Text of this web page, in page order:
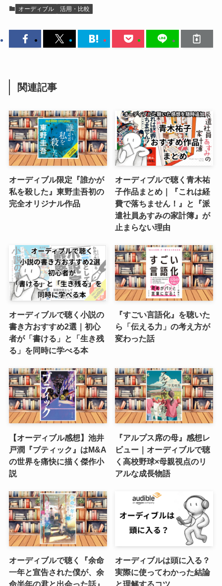
オーディブル 活用・比較
関連記事
オーディブル限定『誰かが
私を殺した』東野圭吾初の
完全オリジナル作品
オーディブルで聴く青木祐
子作品まとめ｜『これは経
費で落ちません！』と『派
遣社員あすみの家計簿』が
止まらない理由
オーディブルで聴く小説の
書き方おすすめ2選｜初心
者が「書ける」と「生き残
る」を同時に学べる本
『すごい言語化』を聴いた
ら「伝える力」の考え方が
変わった話
【オーディブル感想】池井
戸潤『ブティック』はM&A
の世界を痛快に描く傑作小
説
『アルプス席の母』感想レ
ビュー｜オーディブルで聴
く高校野球×母親視点のリ
アルな成長物語
オーディブルで聴く『余命
一年と宣告された僕が、余
命半年の君と出会った話』
オーディブルは頭に入る？
実際に使ってわかった結論
と理解するコツ